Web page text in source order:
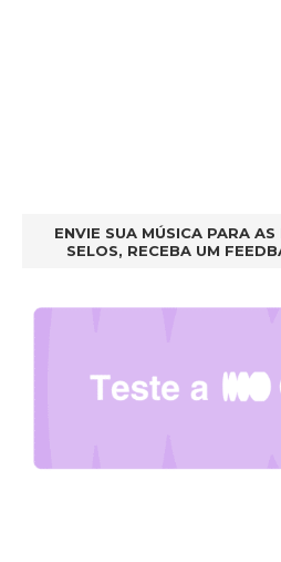
ENVIE SUA MÚSICA PARA
SELOS, RECEBA UM